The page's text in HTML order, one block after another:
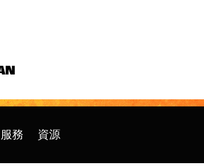
服務 資源